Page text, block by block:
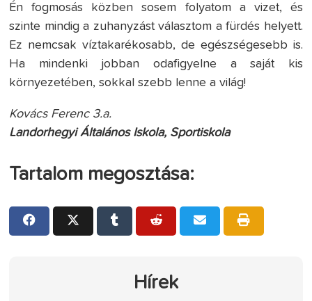
Én fogmosás közben sosem folyatom a vizet, és
szinte mindig a zuhanyzást választom a fürdés helyett.
Ez nemcsak víztakarékosabb, de egészségesebb is.
Ha mindenki jobban odafigyelne a saját kis
környezetében, sokkal szebb lenne a világ!
Kovács Ferenc 3.a.
Landorhegyi Általános Iskola, Sportiskola
Tartalom megosztása:
Hírek